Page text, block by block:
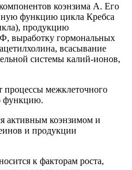
коэнзима A. Его
функцию цикла Кребса
продукцию
выработку гормональных
всасывание
системы калий-ионов,
процессы межклеточного
функцию.
активным коэнзимом и
и продукции
к факторам роста,